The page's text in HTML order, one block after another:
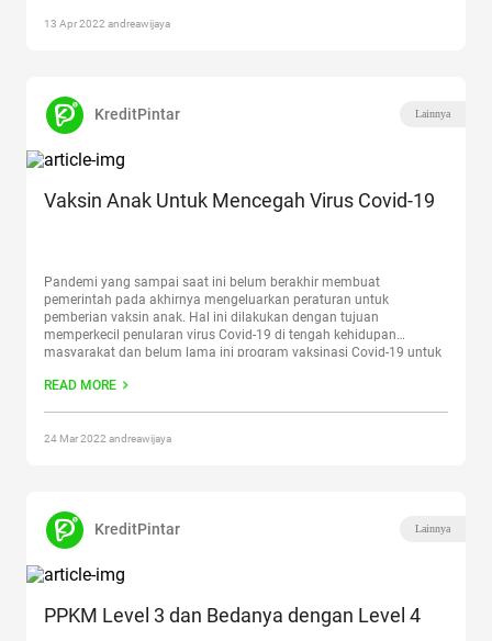
13 Apr 2022 andreawijaya
KreditPintar Lainnya
Vaksin Anak Untuk Mencegah Virus Covid-19
Pandemi yang sampai saat ini belum berakhir membuat
pemerintah pada akhirnya mengeluarkan peraturan untuk
pemberian vaksin anak. Hal ini dilakukan dengan tujuan
memperkecil penularan virus Covid-19 di tengah kehidupan
masyarakat dan belum lama ini program vaksinasi Covid-19 untuk
mengikutsertakan anak untuk vaksin, ada beberapa hal
READ MORE
24 Mar 2022 andreawijaya
KreditPintar Lainnya
PPKM Level 3 dan Bedanya dengan Level 4